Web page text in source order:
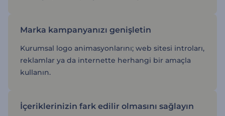
Marka kampanyanızı genişletin
Kurumsal logo animasyonlarını; web sitesi introları,
reklamlar ya da internette herhangi bir amaçla
kullanın.
İçeriklerinizin fark edilir olmasını sağlayın